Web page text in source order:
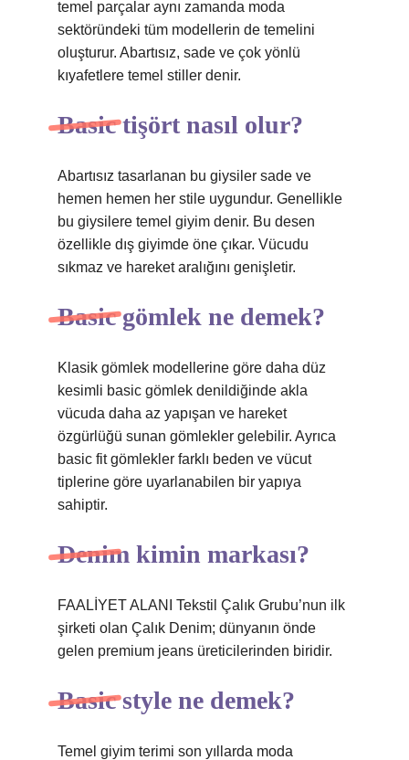
temel parçalar aynı zamanda moda
sektöründeki tüm modellerin de temelini
oluşturur. Abartısız, sade ve çok yönlü
kıyafetlere temel stiller denir.
Basic tişört nasıl olur?
Abartısız tasarlanan bu giysiler sade ve
hemen hemen her stile uygundur. Genellikle
bu giysilere temel giyim denir. Bu desen
özellikle dış giyimde öne çıkar. Vücudu
sıkmaz ve hareket aralığını genişletir.
Basic gömlek ne demek?
Klasik gömlek modellerine göre daha düz
kesimli basic gömlek denildiğinde akla
vücuda daha az yapışan ve hareket
özgürlüğü sunan gömlekler gelebilir. Ayrıca
basic fit gömlekler farklı beden ve vücut
tiplerine göre uyarlanabilen bir yapıya
sahiptir.
Denim kimin markası?
FAALİYET ALANI Tekstil Çalık Grubu’nun ilk
şirketi olan Çalık Denim; dünyanın önde
gelen premium jeans üreticilerinden biridir.
Basic style ne demek?
Temel giyim terimi son yıllarda moda